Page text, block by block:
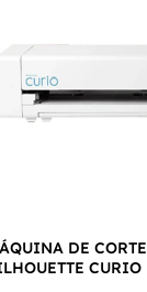
DE CORTE
CURIO